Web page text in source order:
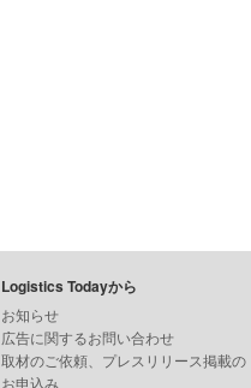
Logistics Todayから
お知らせ
広告に関するお問い合わせ
取材のご依頼、プレスリリース掲載の
お申込み